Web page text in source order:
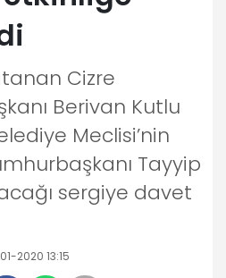
Cizre
Berivan Kutlu
Meclisi’nin
Tayyip
sergiye davet
2020 13:15